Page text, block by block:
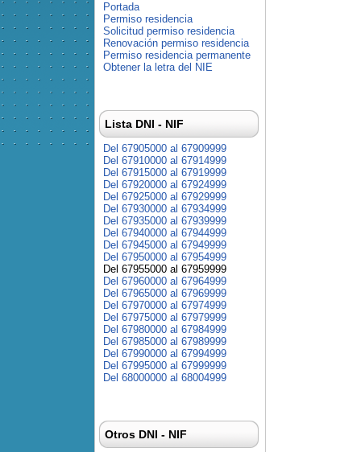
Portada
Permiso residencia
Solicitud permiso residencia
Renovación permiso residencia
Permiso residencia permanente
Obtener la letra del NIE
Lista DNI - NIF
Del 67905000 al 67909999
Del 67910000 al 67914999
Del 67915000 al 67919999
Del 67920000 al 67924999
Del 67925000 al 67929999
Del 67930000 al 67934999
Del 67935000 al 67939999
Del 67940000 al 67944999
Del 67945000 al 67949999
Del 67950000 al 67954999
Del 67955000 al 67959999
Del 67960000 al 67964999
Del 67965000 al 67969999
Del 67970000 al 67974999
Del 67975000 al 67979999
Del 67980000 al 67984999
Del 67985000 al 67989999
Del 67990000 al 67994999
Del 67995000 al 67999999
Del 68000000 al 68004999
Otros DNI - NIF